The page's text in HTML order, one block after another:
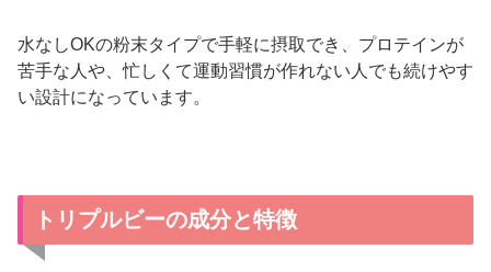
水なしOKの粉末タイプで手軽に摂取でき、プロテインが
苦手な人や、忙しくて運動習慣が作れない人でも続けやす
い設計になっています。
トリプルビーの成分と特徴